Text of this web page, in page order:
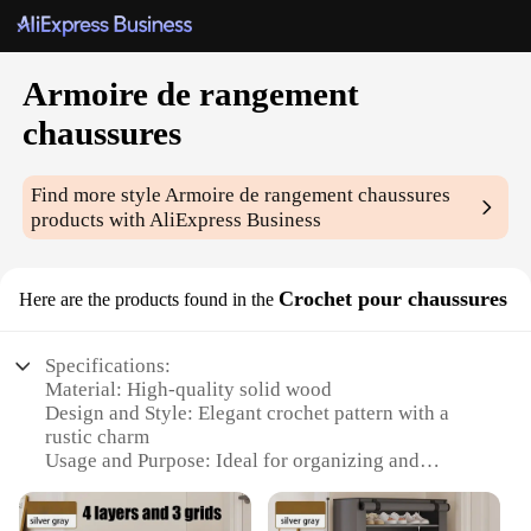
Armoire de rangement
chaussures
Find more styleArmoire de rangement chaussures
products with AliExpress Business
Here are the products found in the Crochet pour chaussures
Specifications:
Material: High-quality solid wood
Design and Style: Elegant crochet pattern with a
rustic charm
Usage and Purpose: Ideal for organizing and
Typical Adaptive Scenario: Suitable for homes,